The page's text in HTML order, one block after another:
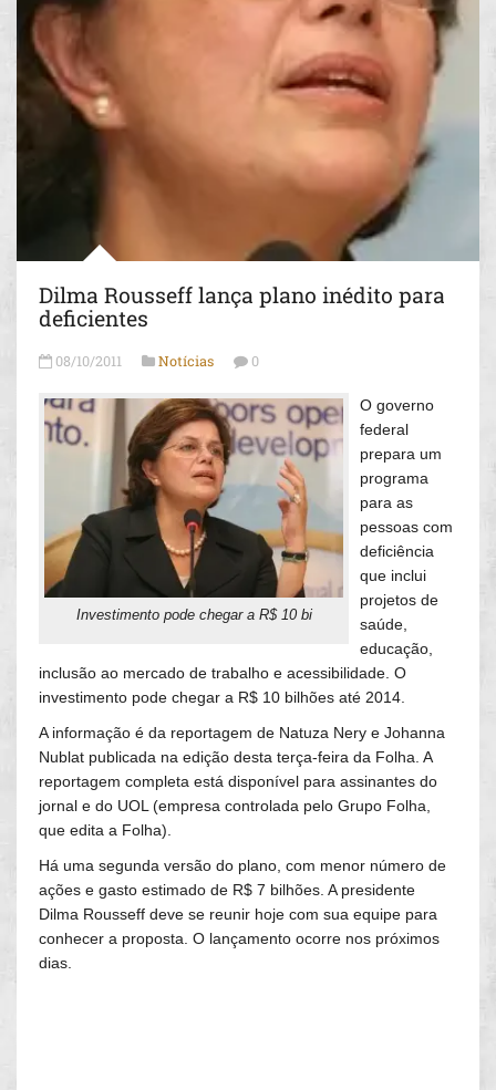
Dilma Rousseff lança plano inédito para
deficientes
08/10/2011 Notícias 0
Investimento pode chegar a R$ 10 bi
O governo
federal
prepara um
programa
para as
pessoas com
deficiência
que inclui
projetos de
saúde,
educação,
inclusão ao mercado de trabalho e acessibilidade. O
investimento pode chegar a R$ 10 bilhões até 2014.
A informação é da reportagem de Natuza Nery e Johanna
Nublat publicada na edição desta terça-feira da Folha. A
reportagem completa está disponível para assinantes do
jornal e do UOL (empresa controlada pelo Grupo Folha,
que edita a Folha).
Há uma segunda versão do plano, com menor número de
ações e gasto estimado de R$ 7 bilhões. A presidente
Dilma Rousseff deve se reunir hoje com sua equipe para
conhecer a proposta. O lançamento ocorre nos próximos
dias.